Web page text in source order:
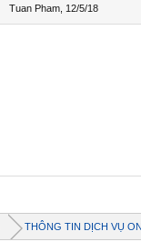
Tuan Pham 12/5/18
THÔNG TIN DỊCH VỤ